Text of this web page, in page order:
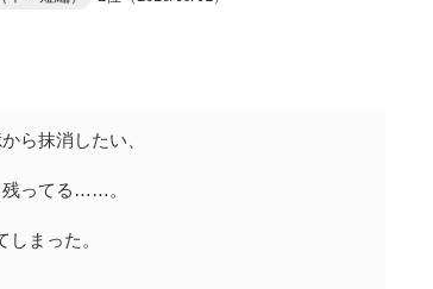
ら抹消したい、
残ってる……。
まった。